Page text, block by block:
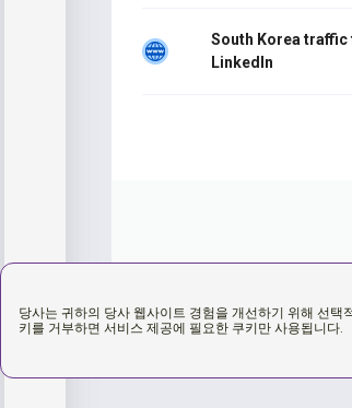
당사는 귀하의 당사 웹사이트 경험을 개선하기 위해 선택
키를 거부하면 서비스 제공에 필요한 쿠키만 사용됩니다.
South Korea traffic
LinkedIn